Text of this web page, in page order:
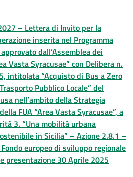
– Lettera di Invito per la
inserita nel Programma
dall’Assemblea dei
Vasta Syracusae” con Delibera n.
intitolata “Acquisto di Bus a Zero
Pubblico Locale” del
nell’ambito della Strategia
FUA “Area Vasta Syracusae”, a
3. “Una mobilità urbana
in Sicilia” – Azione 2.8.1 –
europeo di sviluppo regionale
presentazione 30 Aprile 2025